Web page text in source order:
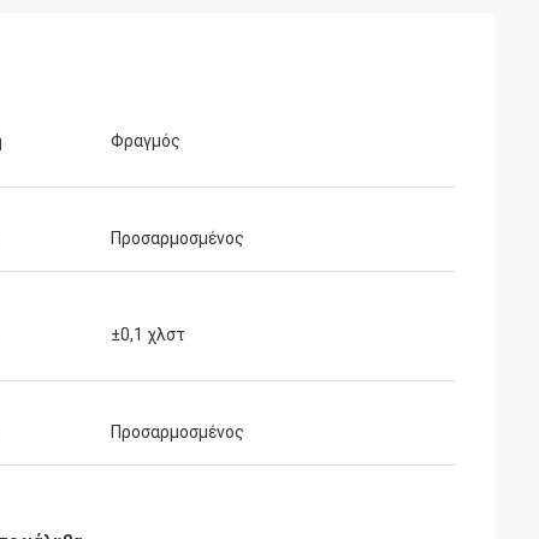
Φραγμός
Προσαρμοσμένος
±0,1 χλστ
Προσαρμοσμένος